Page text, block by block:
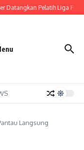
Datangkan Pelatih Liga
Langsung